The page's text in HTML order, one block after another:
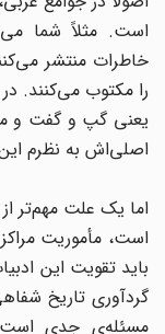
است. مثلاً شما
خاطرات منتشر
را مکتوب می‌کنند.
یعنی گپ و گفت و
اصلی‌اش به نظرم
اما یک علت مهم‌تر
است، مأموریت
باید تقویت این
گردآوری تاریخ
مسئله‌ی جدی است